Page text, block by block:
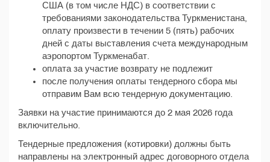
США (в том числе НДС) в соответствии с
требованиями законодательства Туркменистана,
оплату произвести в течении 5 (пять) рабочих
дней с даты выставления счета международным
аэропортом Туркменабат.
оплата за участие возврату не подлежит
после получения оплаты тендерного сбора мы
отправим Вам всю тендерную документацию.
Заявки на участие принимаются до 2 мая 2026 года
включительно.
Тендерные предложения (котировки) должны быть
направлены на электронный адрес договорного отдела